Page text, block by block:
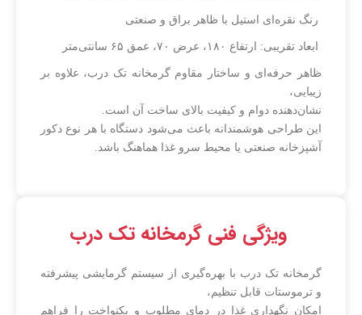
رنگ نقره‌ای استیل با ظاهر براق و صنعتی
ابعاد تقریبی: ارتفاع ۱۸۰، عرض ۷۰، عمق ۶۵ سانتی‌متر
ظاهر حرفه‌ای و ساختار مقاوم گرمخانه تک درب، علاوه بر
زیبایی،
نشان‌دهنده دوام و کیفیت بالای ساخت آن است.
این طراحی هوشمندانه باعث می‌شود دستگاه با هر نوع دکور
آشپزخانه صنعتی یا محیط سرو غذا هماهنگ باشد.
ویژگی فنی گرمخانه تک درب
گرمخانه تک درب با بهره‌گیری از سیستم گرمایشی پیشرفته
و ترموستات قابل تنظیم،
امکان نگهداری غذا در دمای مطلوب و یکنواخت را فراهم